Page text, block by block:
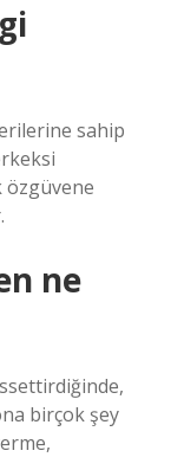
sahip
özgüvene
ne
birçok şey